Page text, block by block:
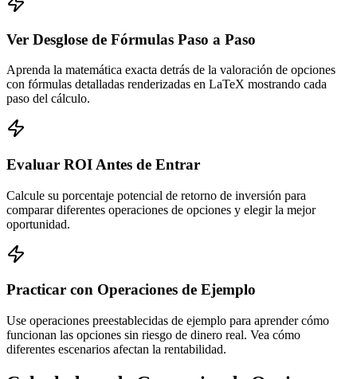
Ver Desglose de Fórmulas Paso a Paso
Aprenda la matemática exacta detrás de la valoración de opciones
con fórmulas detalladas renderizadas en LaTeX mostrando cada
paso del cálculo.
Evaluar ROI Antes de Entrar
Calcule su porcentaje potencial de retorno de inversión para
comparar diferentes operaciones de opciones y elegir la mejor
oportunidad.
Practicar con Operaciones de Ejemplo
Use operaciones preestablecidas de ejemplo para aprender cómo
funcionan las opciones sin riesgo de dinero real. Vea cómo
diferentes escenarios afectan la rentabilidad.